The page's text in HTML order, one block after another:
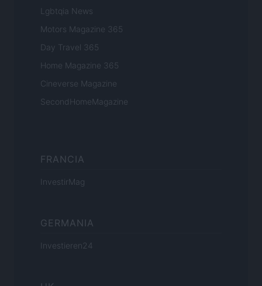
Lgbtqia News
Motors Magazine 365
Day Travel 365
Home Magazine 365
Cineverse Magazine
SecondHomeMagazine
FRANCIA
InvestirMag
GERMANIA
Investieren24